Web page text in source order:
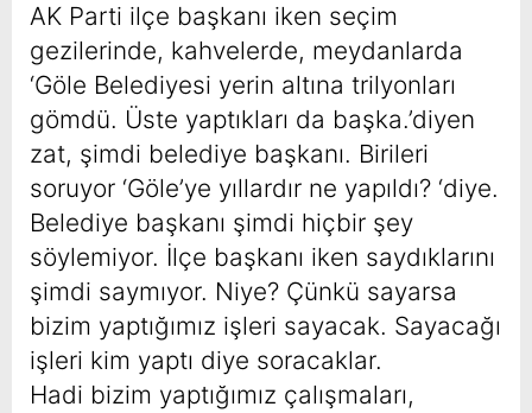
AK Parti ilçe başkanı iken seçim
gezilerinde, kahvelerde, meydanlarda
‘Göle Belediyesi yerin altına trilyonları
gömdü. Üste yaptıkları da başka.’diyen
zat, şimdi belediye başkanı. Birileri
soruyor ‘Göle’ye yıllardır ne yapıldı? ‘diye.
Belediye başkanı şimdi hiçbir şey
söylemiyor. İlçe başkanı iken saydıklarını
şimdi saymıyor. Niye? Çünkü sayarsa
bizim yaptığımız işleri sayacak. Sayacağı
işleri kim yaptı diye soracaklar.
Hadi bizim yaptığımız çalışmaları,